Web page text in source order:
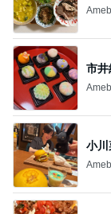
市井
小川